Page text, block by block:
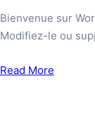
Bienvenue sur
Modifiez-le ou
Read More